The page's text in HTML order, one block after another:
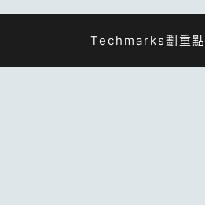
Techmarks劃重